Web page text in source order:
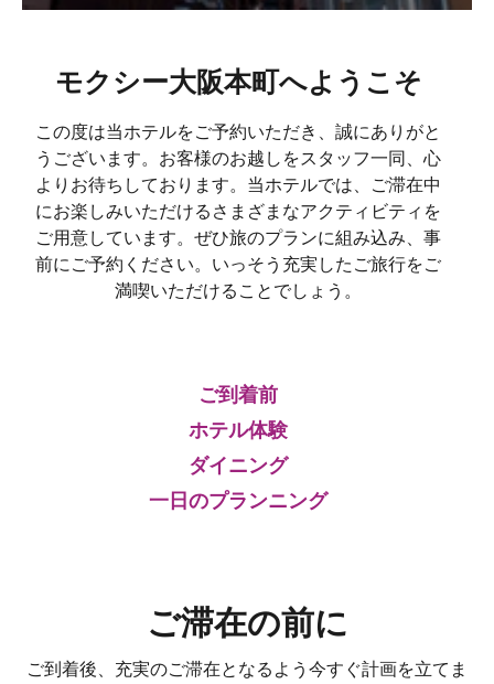
モクシー大阪本町へようこそ
この度は当ホテルをご予約いただき、誠にありがと
うございます。お客様のお越しをスタッフ一同、心
よりお待ちしております。当ホテルでは、ご滞在中
にお楽しみいただけるさまざまなアクティビティを
ご用意しています。ぜひ旅のプランに組み込み、事
前にご予約ください。いっそう充実したご旅行をご
満喫いただけることでしょう。
ご到着前
ホテル体験
ダイニング
一日のプランニング
ご滞在の前に
ご到着後、充実のご滞在となるよう今すぐ計画を立てま